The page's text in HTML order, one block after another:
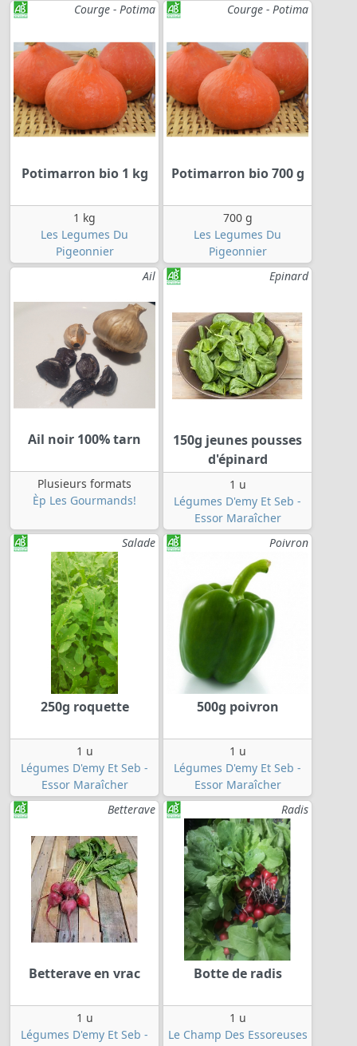
Courge - Potima
Potimarron bio 1 kg
1 kg
Les Legumes Du
Pigeonnier
Courge - Potima
Potimarron bio 700 g
700 g
Les Legumes Du
Pigeonnier
Ail
Ail noir 100% tarn
Plusieurs formats
Èp Les Gourmands!
Epinard
150g jeunes pousses
d'épinard
1 u
Légumes D'emy Et Seb -
Essor Maraîcher
Salade
250g roquette
1 u
Légumes D'emy Et Seb -
Essor Maraîcher
Poivron
500g poivron
1 u
Légumes D'emy Et Seb -
Essor Maraîcher
Betterave
Betterave en vrac
1 u
Légumes D'emy Et Seb -
Radis
Botte de radis
1 u
Le Champ Des Essoreuses